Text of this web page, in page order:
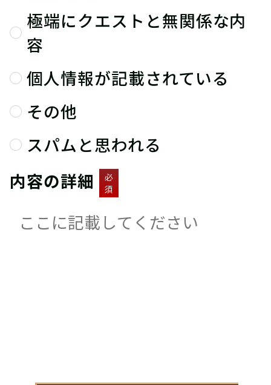
極端にクエストと無関係な内
容
個人情報が記載されている
その他
スパムと思われる
内容の詳細
必
須